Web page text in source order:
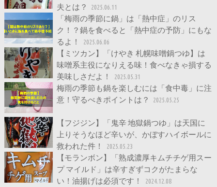
夫とは？
2025.06.11
「梅雨の季節に鍋」は「熱中症」のリス
ク！？鍋を食べると「熱中症の予防」にもな
るよ！
2025.06.06
【ミツカン】「けやき 札幌味噌鍋つゆ】は
味噌系主役になりえる味！食べなきゃ損する
美味しさだよ！
2025.05.31
梅雨の季節も鍋を楽しむには「食中毒」に注
意！守るべきポイントは？
2025.05.25
【フジジン】「鬼辛 地獄鍋つゆ」は天国に
上りそうなほど辛いが、かぼすハイボールに
救われた件！
2025.05.23
【モランボン】「熟成濃厚キムチチゲ用スー
プ マイルド」は辛すぎずコクがたまらな
い！油揚げは必須です！
2024.12.08